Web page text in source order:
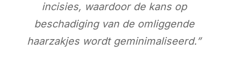
incisies, waardoor de kans op
beschadiging van de omliggende
haarzakjes wordt geminimaliseerd.”